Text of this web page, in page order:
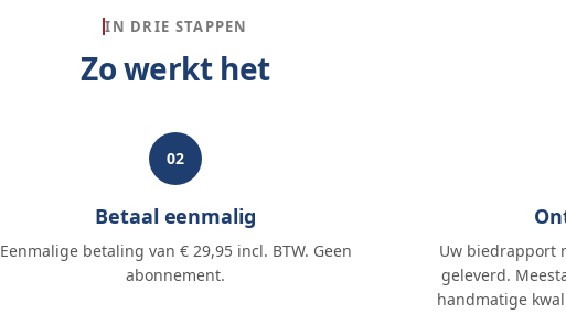
IN DRIE STAPPEN
Zo werkt het
02
Betaal eenmalig
Eenmalige betaling van € 29,95 incl. BTW. Geen
abonnement.
Uw biedrapport
geleverd.
handmatige